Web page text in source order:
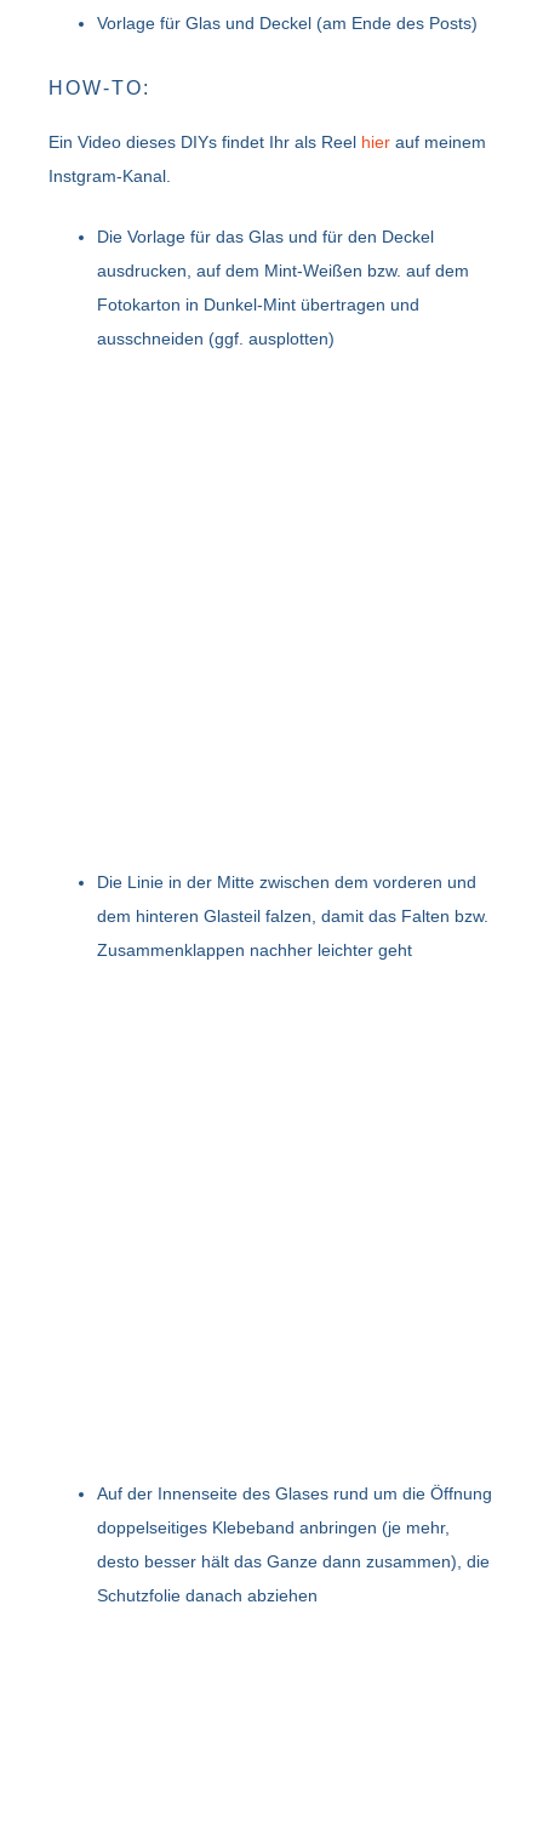
Vorlage für Glas und Deckel (am Ende des Posts)
HOW-TO:
Ein Video dieses DIYs findet Ihr als Reel hier auf meinem
Instgram-Kanal.
Die Vorlage für das Glas und für den Deckel
ausdrucken, auf dem Mint-Weißen bzw. auf dem
Fotokarton in Dunkel-Mint übertragen und
ausschneiden (ggf. ausplotten)
Die Linie in der Mitte zwischen dem vorderen und
dem hinteren Glasteil falzen, damit das Falten bzw.
Zusammenklappen nachher leichter geht
Auf der Innenseite des Glases rund um die Öffnung
doppelseitiges Klebeband anbringen (je mehr,
desto besser hält das Ganze dann zusammen), die
Schutzfolie danach abziehen